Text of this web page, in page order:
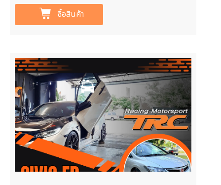
ซื้อสินค้า